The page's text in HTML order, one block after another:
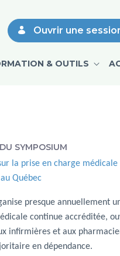
Ouvrir une
& OUTILS
SYMPOSIUM
la prise en charge médicale
Québec
presque annuellement
continue accréditée,
infirmières et aux
en dépendance.